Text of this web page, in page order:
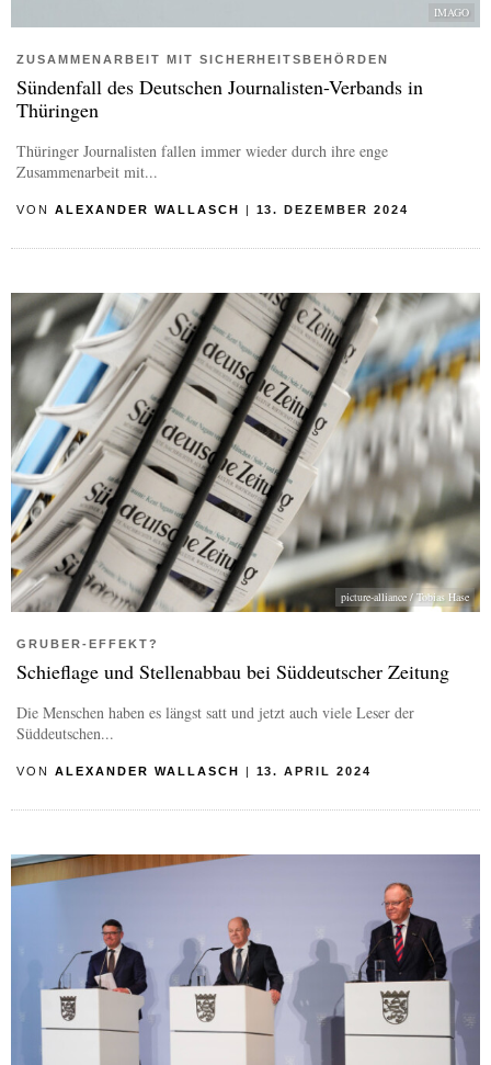
IMAGO
ZUSAMMENARBEIT MIT SICHERHEITSBEHÖRDEN
Sündenfall des Deutschen Journalisten-Verbands in
Thüringen
Thüringer Journalisten fallen immer wieder durch ihre enge
Zusammenarbeit mit...
VON ALEXANDER WALLASCH 13. DEZEMBER 2024
picture-alliance / Tobias Hase
GRUBER-EFFEKT?
Schieflage und Stellenabbau bei Süddeutscher Zeitung
Die Menschen haben es längst satt und jetzt auch viele Leser der
Süddeutschen...
VON ALEXANDER WALLASCH | 13. APRIL 2024